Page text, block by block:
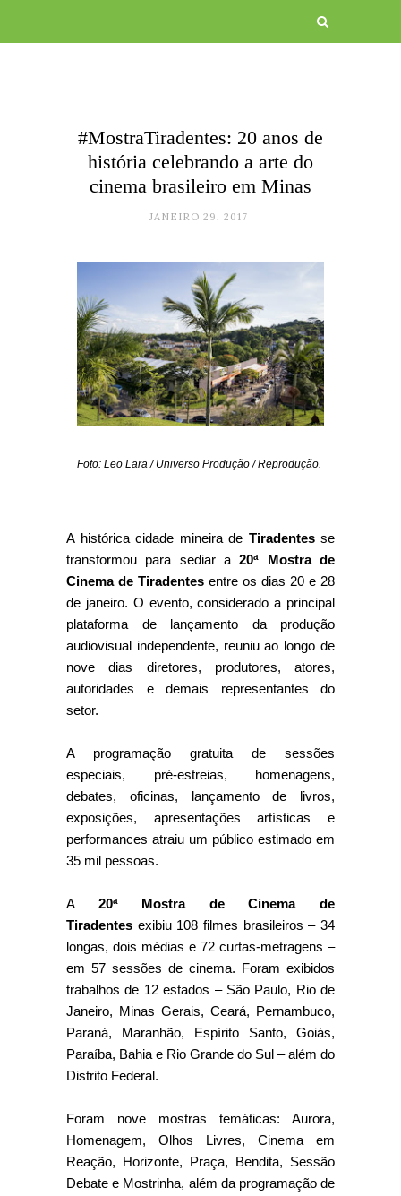
#MostraTiradentes: 20 anos de
história celebrando a arte do
cinema brasileiro em Minas
JANEIRO 29, 2017
Foto: Leo Lara / Universo Produção / Reprodução.
A histórica cidade mineira de Tiradentesse
transformou para sediar a20ª Mostra de
Cinema de Tiradentes entre os dias 20 e 28
de janeiro. O evento, considerado a principal
plataforma de lançamento da produção
audiovisual independente, reuniu ao longo de
nove dias diretores, produtores, atores,
autoridades e demais representantes do
setor.
A programação gratuita de sessões
especiais, pré-estreias, homenagens,
debates, oficinas, lançamento de livros,
exposições, apresentações artísticas e
performances atraiu um público estimado em
35 mil pessoas.
A 20ª
Mostra de Cinema de
Tiradentes exibiu 108 filmes brasileiros – 34
longas, dois médias e 72 curtas-metragens –
em 57 sessões de cinema. Foram exibidos
trabalhos de 12 estados – São Paulo, Rio de
Janeiro, Minas Gerais, Ceará, Pernambuco,
Paraná, Maranhão, Espírito Santo, Goiás,
Paraíba, Bahia e Rio Grande do Sul – além do
Distrito Federal.
Foram nove mostras temáticas: Aurora,
Homenagem, Olhos Livres, Cinema em
Reação, Horizonte, Praça, Bendita, Sessão
Debate e Mostrinha, além da programação de